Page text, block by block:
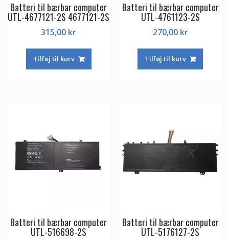
Batteri til bærbar computer
UTL-4677121-2S 4677121-2S
315,00 kr
Tilføj til kurv
Batteri til bærbar computer
UTL-4761123-2S
270,00 kr
Tilføj til kurv
Batteri til bærbar computer
UTL-516698-2S
Batteri til bærbar computer
UTL-5176127-2S